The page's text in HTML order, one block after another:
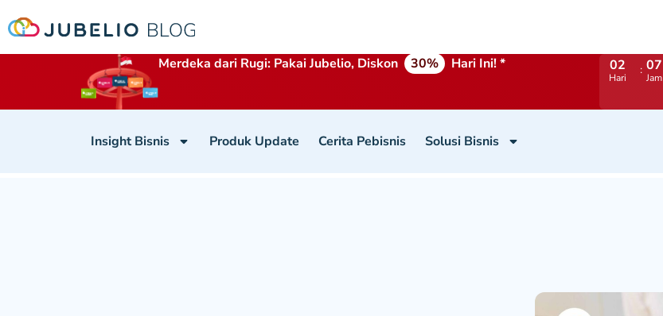
Merdeka dari Rugi: Pakai Jubelio, Diskon 30% Hari Ini! * 02
Hari
07
Jam
Insight Bisnis Produk Update Cerita Pebisnis Solusi Bisnis